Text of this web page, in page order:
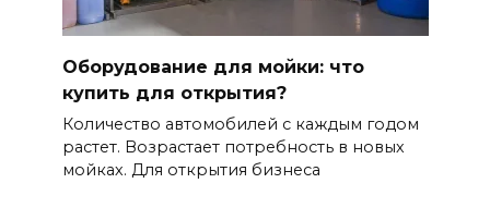
Оборудование для мойки: что
купить для открытия?
Количество автомобилей с каждым годом
растет. Возрастает потребность в новых
мойках. Для открытия бизнеса